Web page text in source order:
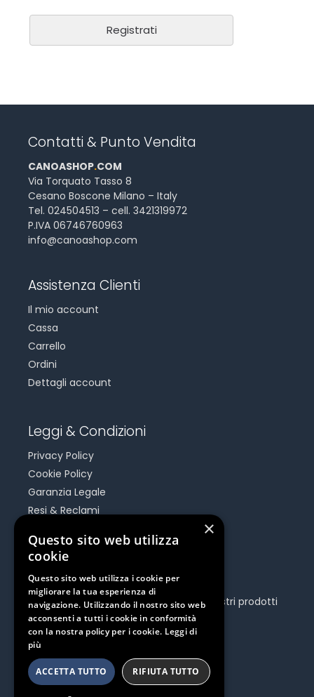
Registrati
Contatti & Punto Vendita
CANOASHOP.COM
Via Torquato Tasso 8
Cesano Boscone Milano – Italy
Tel. 024504513 – cell. 3421319972
P.IVA 06746760963
info@canoashop.com
Assistenza Clienti
Il mio account
Cassa
Carrello
Ordini
Dettagli account
Leggi & Condizioni
Privacy Policy
Cookie Policy
Garanzia Legale
Resi & Reclami
Be Social
Seguici e rimani aggiornato su tutti i nostri prodotti
e iniziative.
×
Questo sito web utilizza
cookie
Questo sito web utilizza i cookie per
migliorare la tua esperienza di
navigazione. Utilizzando il nostro sito web
acconsenti a tutti i cookie in conformità
con la nostra policy per i cookie. Leggi di
più
ACCETTA TUTTO RIFIUTA TUTTO